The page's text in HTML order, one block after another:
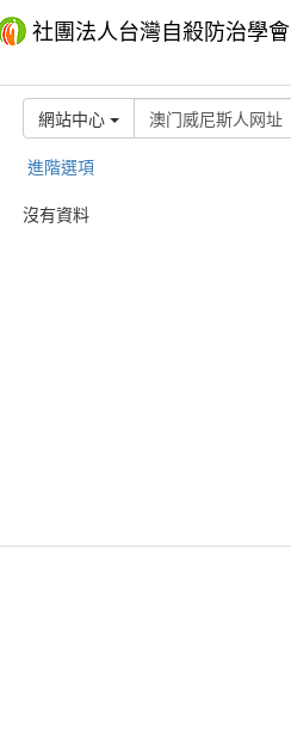
社團法人台灣自殺防治學會
網站中心
進階選項
沒有資料